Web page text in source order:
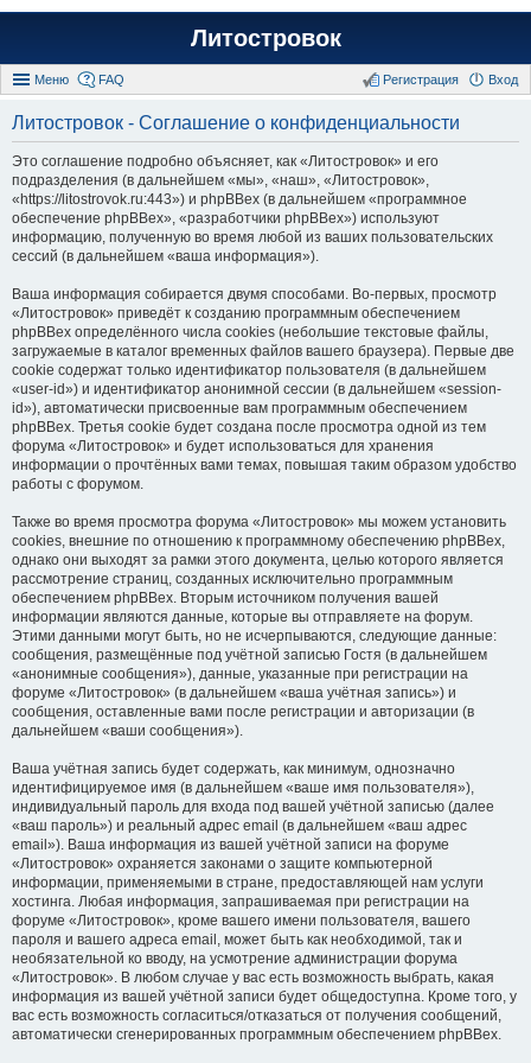
Литостровок
Меню FAQ Вход
Регистрация
Литостровок - Соглашение о конфиденциальности
Это соглашение подробно объясняет, как «Литостровок» и его
подразделения (в дальнейшем «мы», «наш», «Литостровок»,
«https://litostrovok.ru:443») и phpBBex (в дальнейшем «программное
обеспечение phpBBex», «разработчики phpBBex») используют
информацию, полученную во время любой из ваших пользовательских
сессий (в дальнейшем «ваша информация»).
Ваша информация собирается двумя способами. Во-первых, просмотр
«Литостровок» приведёт к созданию программным обеспечением
phpBBex определённого числа cookies (небольшие текстовые файлы,
загружаемые в каталог временных файлов вашего браузера). Первые две
cookie содержат только идентификатор пользователя (в дальнейшем
«user-id») и идентификатор анонимной сессии (в дальнейшем «session-
id»), автоматически присвоенные вам программным обеспечением
phpBBex. Третья cookie будет создана после просмотра одной из тем
форума «Литостровок» и будет использоваться для хранения
информации о прочтённых вами темах, повышая таким образом удобство
работы с форумом.
Также во время просмотра форума «Литостровок» мы можем установить
cookies, внешние по отношению к программному обеспечению phpBBex,
однако они выходят за рамки этого документа, целью которого является
рассмотрение страниц, созданных исключительно программным
обеспечением phpBBex. Вторым источником получения вашей
информации являются данные, которые вы отправляете на форум.
Этими данными могут быть, но не исчерпываются, следующие данные:
сообщения, размещённые под учётной записью Гостя (в дальнейшем
«анонимные сообщения»), данные, указанные при регистрации на
форуме «Литостровок» (в дальнейшем «ваша учётная запись») и
сообщения, оставленные вами после регистрации и авторизации (в
дальнейшем «ваши сообщения»).
Ваша учётная запись будет содержать, как минимум, однозначно
идентифицируемое имя (в дальнейшем «ваше имя пользователя»),
индивидуальный пароль для входа под вашей учётной записью (далее
«ваш пароль») и реальный адрес email (в дальнейшем «ваш адрес
email»). Ваша информация из вашей учётной записи на форуме
«Литостровок» охраняется законами о защите компьютерной
информации, применяемыми в стране, предоставляющей нам услуги
хостинга. Любая информация, запрашиваемая при регистрации на
форуме «Литостровок», кроме вашего имени пользователя, вашего
пароля и вашего адреса email, может быть как необходимой, так и
необязательной ко вводу, на усмотрение администрации форума
«Литостровок». В любом случае у вас есть возможность выбрать, какая
информация из вашей учётной записи будет общедоступна. Кроме того, у
вас есть возможность согласиться/отказаться от получения сообщений,
автоматически сгенерированных программным обеспечением phpBBex.